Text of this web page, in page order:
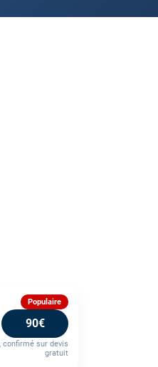
Populaire
90€
confirmé sur devis
gratuit